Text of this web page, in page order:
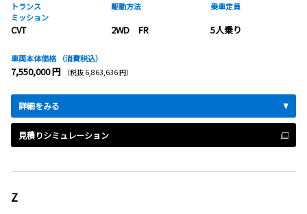
トランス
ミッション
CVT
駆動方法
2WD FR
乗車定員
5人乗り
車両本体価格 （消費税込）
7,550,000 円 （税抜 6,863,636 円）
詳細をみる
見積りシミュレーション
Z